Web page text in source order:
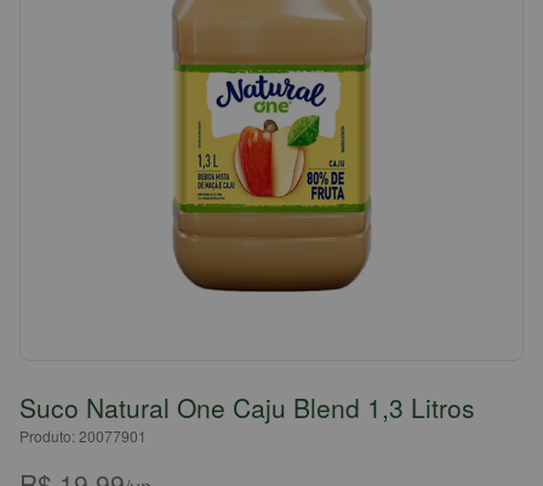
Suco Natural One Caju Blend 1,3 Litros
Produto: 20077901